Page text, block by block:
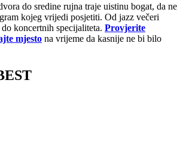
do sredine rujna traje uistinu bogat, da ne
kojeg vrijedi posjetiti. Od jazz večeri
koncertnih specijaliteta. Provjerite
mjesto na vrijeme da kasnije ne bi bilo